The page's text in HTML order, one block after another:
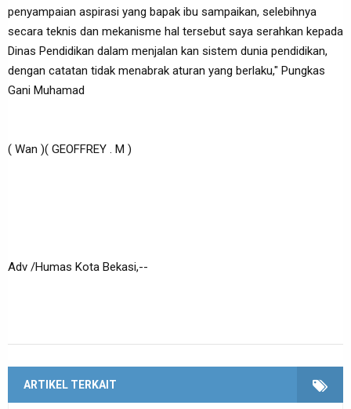
penyampaian aspirasi yang bapak ibu sampaikan, selebihnya
secara teknis dan mekanisme hal tersebut saya serahkan kepada
Dinas Pendidikan dalam menjalan kan sistem dunia pendidikan,
dengan catatan tidak menabrak aturan yang berlaku," Pungkas
Gani Muhamad
( Wan )( GEOFFREY . M )
Adv /Humas Kota Bekasi,--
ARTIKEL TERKAIT